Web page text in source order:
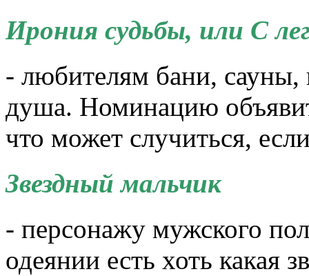
Ирония судьбы, или С
- любителям бани, сауны,
душа. Номинацию
что может случиться,
Звездный мальчик
- персонажу мужского
одеянии есть хоть какая